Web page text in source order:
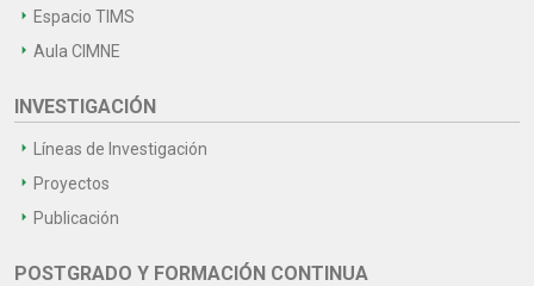
Espacio TIMS
Aula CIMNE
INVESTIGACIÓN
Líneas de Investigación
Proyectos
Publicación
POSTGRADO Y FORMACIÓN CONTINUA